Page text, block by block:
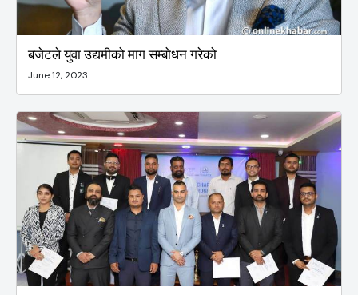
बजेटले युवा उद्यमीको माग सम्बोधन गरेको
June 12, 2023